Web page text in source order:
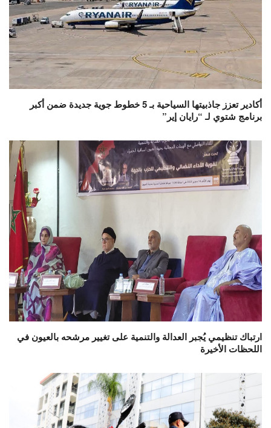
أكادير تعزز جاذبيتها السياحية بـ 5 خطوط جوية جديدة ضمن أكبر
برنامج شتوي لـ “رايان إير”
ارتباك تنظيمي يُجبر العدالة والتنمية على تغيير مرشحه بالعيون في
اللحظات الأخيرة